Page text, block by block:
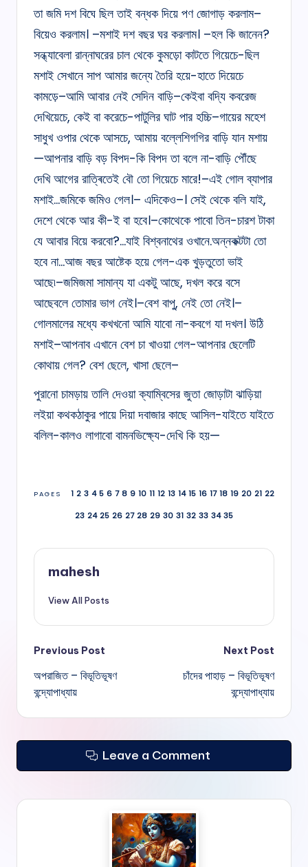
তা জমি দশ বিঘে ছিল তাই বন্ধক দিয়ে পণ জোগাড় করলাম–
বিয়েও করলাম। –মশাই দশ বছর ঘর করলাম। –হল কি জানেন?
সন্ধ্যাবেলা রান্নাঘরের চাল থেকে কুমড়ো কাটতে গিয়েচে-ছিল
মশাই সেখানে সাপ আমার জন্যে তৈরি হয়ে-হাতে দিয়েচে
কামড়ে–আমি আবার নেই সেদিন বাড়ি–কেইবা বদ্যি কবরেজ
দেখিয়েচে, কেই বা করেচে-পাটুলির ঘাট পার হচ্চি–গায়ের মহেশ
সাধুখ ওপার থেকে আসচে, আমায় বল্লেশিগগির বাড়ি যান মশায়
—আপনার বাড়ি বড় বিপদ-কি বিপদ তা বলে না-বাড়ি পৌঁছে
দেখি আগের রাত্ৰিতেই বৌ তো গিয়েচে মারে!–এই গোল ব্যাপার
মশাই…জমিকে জমিও গেল।– এদিকেও–। সেই থেকে বলি যাই,
দেশে থেকে আর কী-ই বা হবে।–কোথেকে পাবো তিন-চারশ টাকা
যে আবার বিয়ে করবো?…যাই বিশ্বনাথের ওখানে.অন্নকক্টটা তো
হবে না…আজ বছর আষ্টেক হয়ে গেল-এক খুড়তুতো ভাই
আছে৷–জমিজমা সামান্য যা একটু আছে, দখল করে বসে
আছেবলে তোমার ভাগ নেই।–বেশ বাপু, নেই তো নেই।–
গোলমালের মধ্যে কখখনো আমি যাবো না-কবগে যা দখল। উঠি
মশাই–আপনাব এখানে বেশ চা খাওয়া গেল-আপনার ছেলেটি
কোথায় গেল? বেশ ছেলে, খাসা ছেলে–
পুরানো চামড়ায় তালি দেওয়া ক্যাম্বিসের জুতা জোড়াটা ঝাড়িয়া
লইয়া কথকঠাকুর পায়ে দিয়া দবাজার কাছে আসিল-যাইতে যাইতে
বলিল-কালও লাগাবো বামনভিক্ষ্যে-দেখি কি হয়—
PAGES 1 2 3 4 5 6 7 8 9 10 11 12 13 14 15 16 17 18 19 20 21 22
23 24 25 26 27 28 29 30 31 32 33 34 35
mahesh
View All Posts
Post
navigation
Previous Post
অপরাজিত – বিভূতিভূষণ
বন্দ্যোপাধ্যায়
Next Post
চাঁদের পাহাড় – বিভূতিভূষণ
বন্দ্যোপাধ্যায়
Leave a Comment